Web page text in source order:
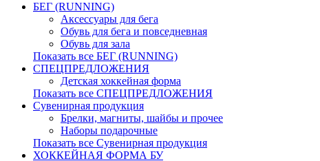
БЕГ (RUNNING)
Аксессуары для бега
Обувь для бега и повседневная
Обувь для зала
Показать все БЕГ (RUNNING)
СПЕЦПРЕДЛОЖЕНИЯ
Детская хоккейная форма
Показать все СПЕЦПРЕДЛОЖЕНИЯ
Сувенирная продукция
Брелки, магниты, шайбы и прочее
Наборы подарочные
Показать все Сувенирная продукция
ХОККЕЙНАЯ ФОРМА БУ